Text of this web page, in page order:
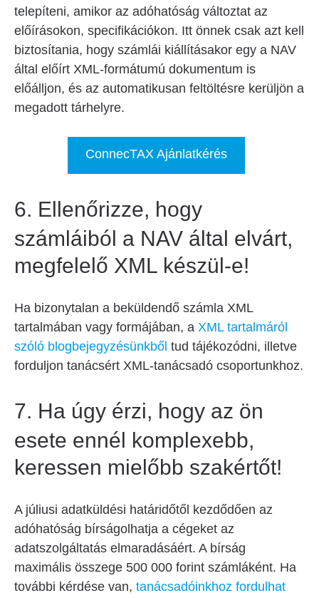
telepíteni, amikor az adóhatóság változtat az
előírásokon, specifikációkon. Itt önnek csak azt kell
biztosítania, hogy számlái kiállításakor egy a NAV
által előírt XML-formátumú dokumentum is
előálljon, és az automatikusan feltöltésre kerüljön a
megadott tárhelyre.
ConnecTAX Ajánlatkérés
6. Ellenőrizze, hogy
számláiból a NAV által elvárt,
megfelelő XML készül-e!
Ha bizonytalan a beküldendő számla XML
tartalmában vagy formájában, a XML tartalmáról
szóló blogbejegyzésünkből tud tájékozódni, illetve
forduljon tanácsért XML-tanácsadó csoportunkhoz.
7. Ha úgy érzi, hogy az ön
esete ennél komplexebb,
keressen mielőbb szakértőt!
A júliusi adatküldési határidőtől kezdődően az
adóhatóság bírságolhatja a cégeket az
adatszolgáltatás elmaradásáért. A bírság
maximális összege 500 000 forint számláként. Ha
további kérdése van, tanácsadóinkhoz fordulhat